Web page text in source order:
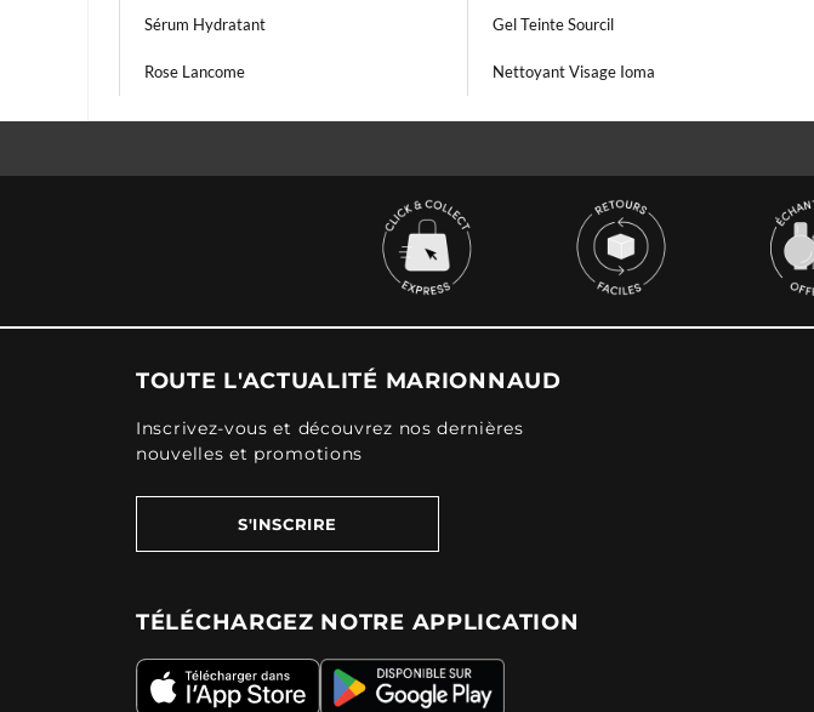
Sérum Hydratant Gel Teinte Sourcil
Rose Lancome Nettoyant Visage Ioma
TOUTE L'ACTUALITÉ MARIONNAUD
Inscrivez-vous et découvrez nos dernières
nouvelles et promotions
S'INSCRIRE
TÉLÉCHARGEZ NOTRE APPLICATION